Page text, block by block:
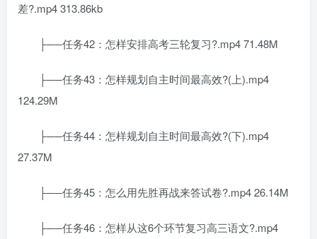
差?.mp4 313.86kb
├──任务42：怎样安排高考三轮复习?.mp4 71.48M
├──任务43：怎样规划自主时间最高效?(上).mp4
124.29M
├──任务44：怎样规划自主时间最高效?(下).mp4
27.37M
├──任务45：怎么用先胜再战来答试卷?.mp4 26.14M
├──任务46：怎样从这6个环节复习高三语文?.mp4